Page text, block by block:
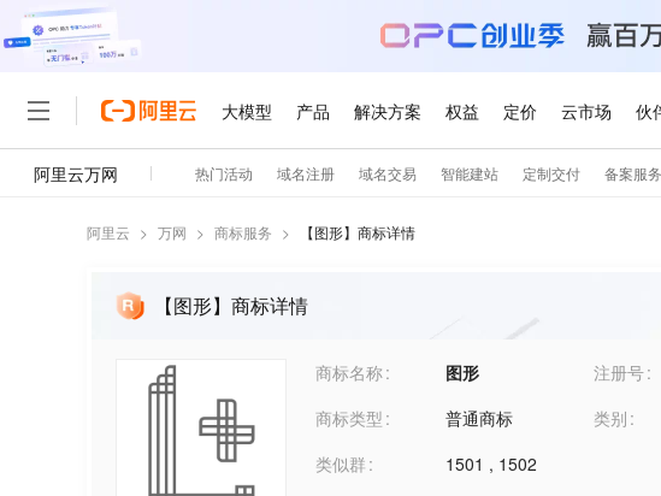
阿里云 > 万网 > 商标服务 > 【图形】商标详情
【图形】商标详情
商标名称 图形 注册号
商标类型
普通商标 类别
类似群
1501 , 1502